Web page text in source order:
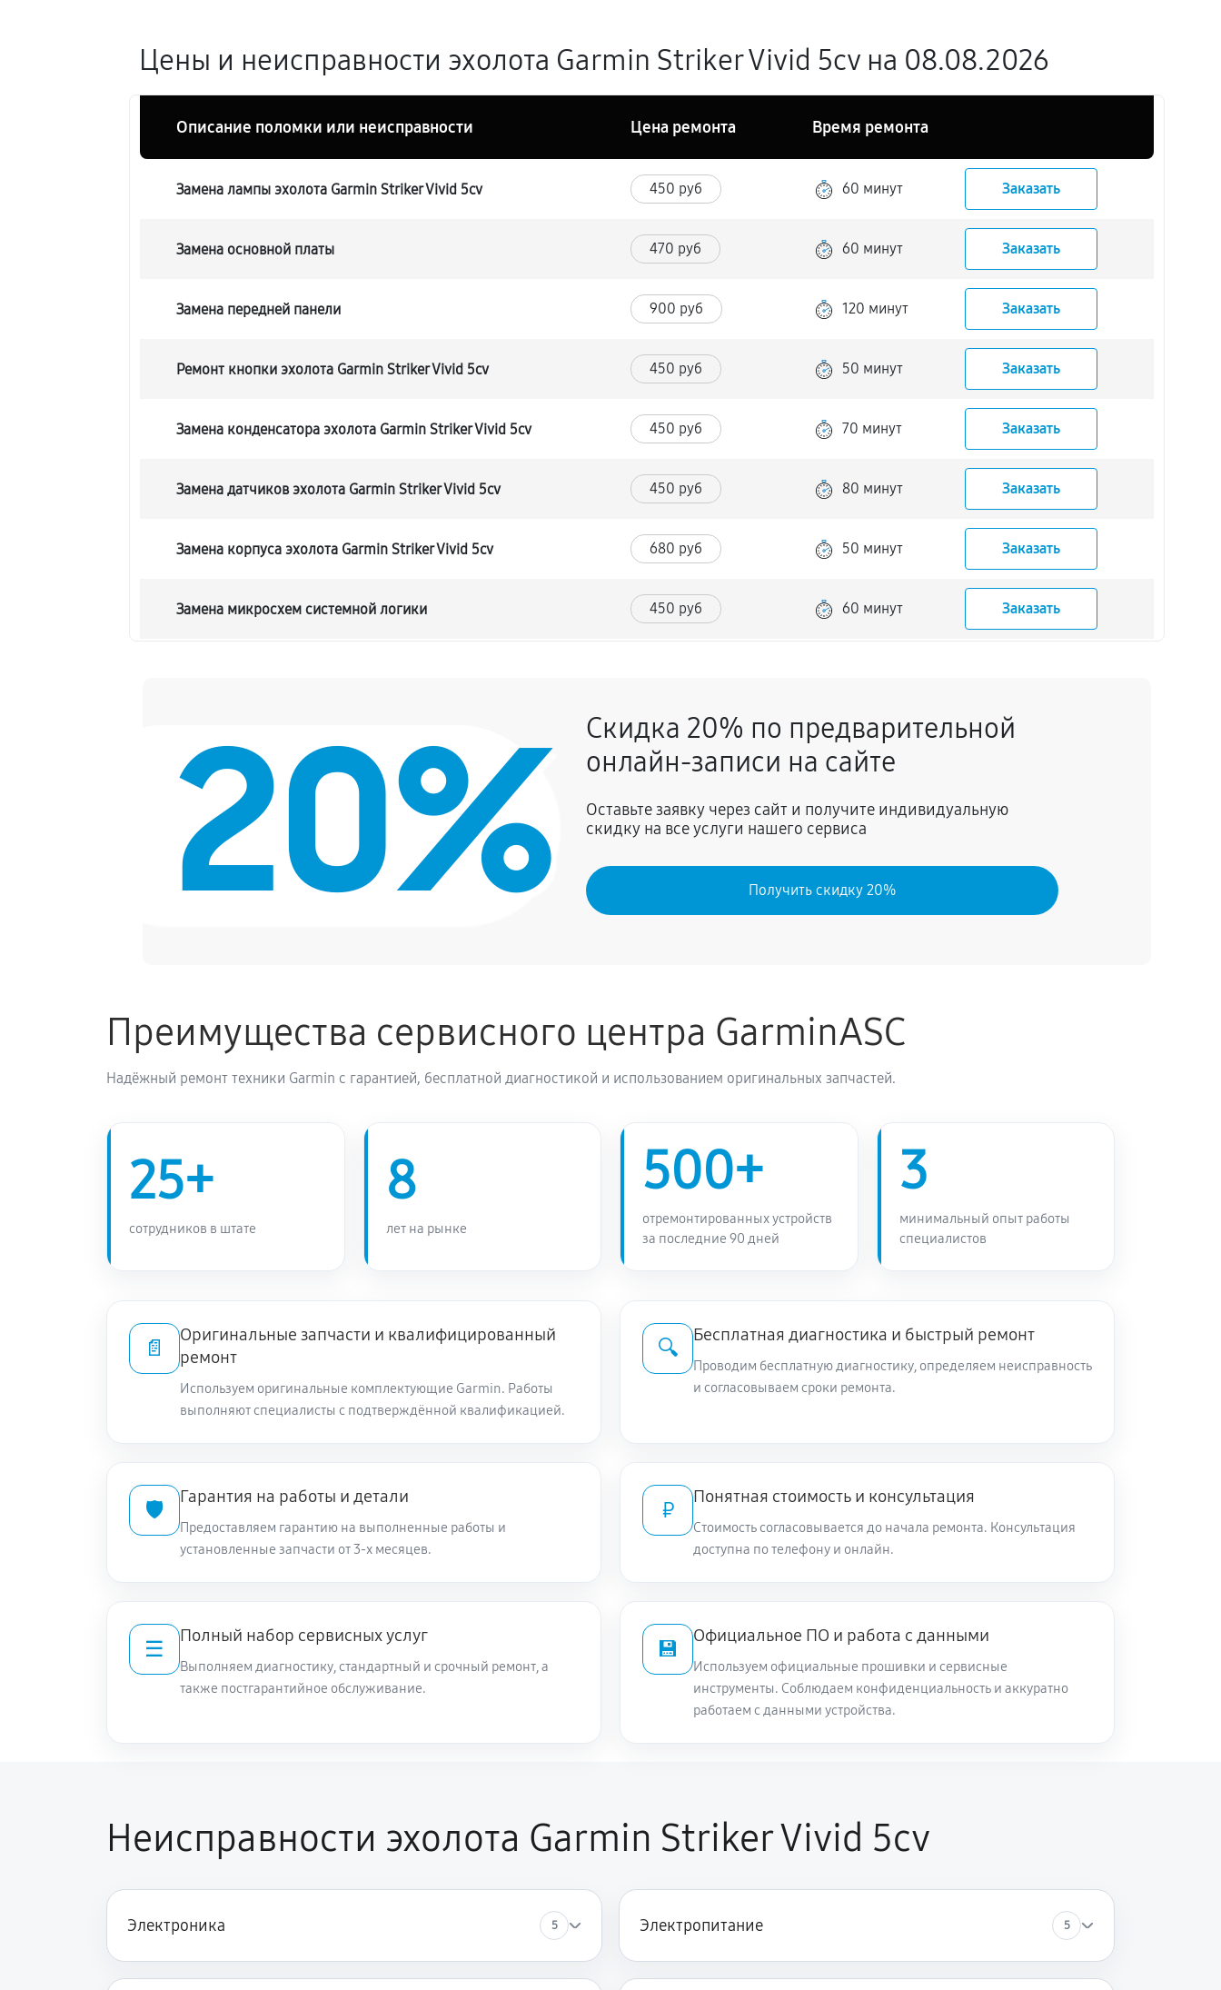
Цены и неисправности эхолота Garmin Striker Vivid 5cv на 08.08.2026
Описание поломки или неисправности Цена ремонта Время ремонта
Замена лампы эхолота Garmin Striker Vivid 5cv 450 руб 60 минут Заказать
Замена основной платы 470 руб 60 минут Заказать
Замена передней панели 900 руб 120 минут Заказать
Ремонт кнопки эхолота Garmin Striker Vivid 5cv 450 руб 50 минут Заказать
Замена конденсатора эхолота Garmin Striker Vivid 5cv 450 руб 70 минут Заказать
Замена датчиков эхолота Garmin Striker Vivid 5cv 450 руб 80 минут Заказать
Замена корпуса эхолота Garmin Striker Vivid 5cv 680 руб 50 минут Заказать
Замена микросхем системной логики 450 руб 60 минут Заказать
450 руб 50 минут Заказать
Прошивка эхолота Garmin Striker Vivid 5cv
Замена разъема эхолота Garmin Striker Vivid 5cv
Заказать
20%
Скидка 20% по предварительной
онлайн-записи на сайте
Оставьте заявку через сайт и получите индивидуальную
скидку на все услуги нашего сервиса
Получить скидку 20%
Преимущества сервисного центра GarminASC
Надёжный ремонт техники Garmin с гарантией, бесплатной диагностикой и использованием оригинальных запчастей.
25+
сотрудников в штате
8
лет на рынке
500+
отремонтированных устройств
за последние 90 дней
3
минимальный опыт работы
специалистов
📄
Оригинальные запчасти и квалифицированный
ремонт
Используем оригинальные комплектующие Garmin. Работы
выполняют специалисты с подтверждённой квалификацией.
🔍
Бесплатная диагностика и быстрый ремонт
Проводим бесплатную диагностику, определяем неисправность
и согласовываем сроки ремонта.
🛡️
Гарантия на работы и детали
Предоставляем гарантию на выполненные работы и
установленные запчасти от 3-х месяцев.
₽
Понятная стоимость и консультация
Стоимость согласовывается до начала ремонта. Консультация
доступна по телефону и онлайн.
☰
Полный набор сервисных услуг
Выполняем диагностику, стандартный и срочный ремонт, а
также постгарантийное обслуживание.
💾
Официальное ПО и работа с данными
Используем официальные прошивки и сервисные
инструменты. Соблюдаем конфиденциальность и аккуратно
работаем с данными устройства.
Неисправности эхолота Garmin Striker Vivid 5cv
Электроника 5 Электропитание 5